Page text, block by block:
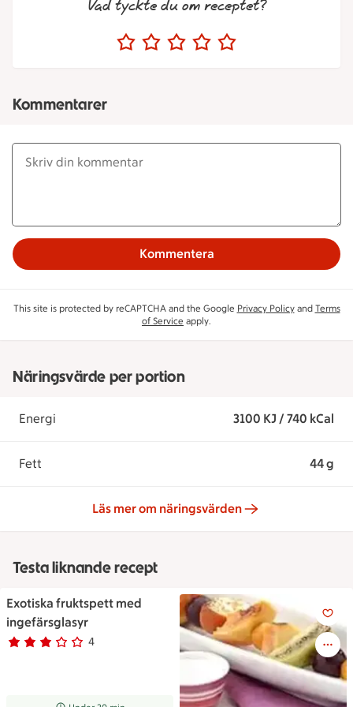
Vad tyckte du om receptet?
Kommentarer
Kommentera
This site is protected by reCAPTCHA and the Google Privacy Policyand Terms
of Service apply.
Näringsvärde per portion
Energi 3100 KJ / 740 kCal
Fett 44 g
Läs mer om näringsvärden
Testa liknande recept
Exotiska fruktspett med
ingefärsglasyr
Betyg 3 av 5.
4
4 personer har röstat
Exotiska fruktspett med